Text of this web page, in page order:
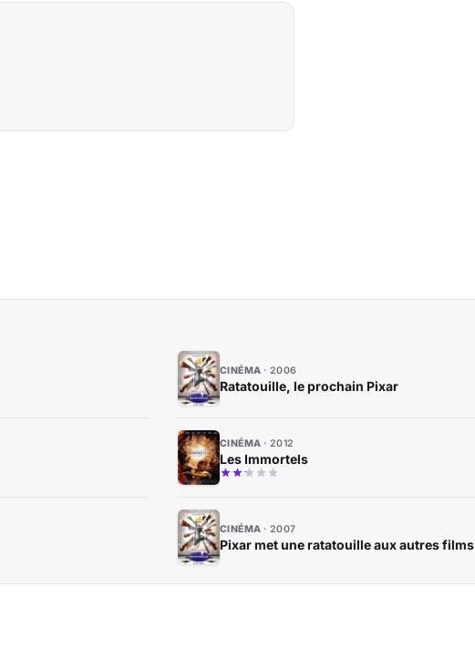
CINÉMA 2006
Ratatouille, le prochain Pixar
CINÉMA 2012
Les Immortels
CINÉMA 2007
Pixar met une ratatouille aux autres films